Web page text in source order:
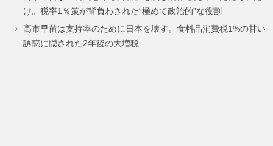
ー
ジ
ー
ジ
ー
ジ
ー
ジ
け。税率1％策が背負わされた“極めて政治的”な役割
高市早苗は支持率のために日本を壊す。食料品消費税1%の甘い
誘惑に隠された2年後の大増税